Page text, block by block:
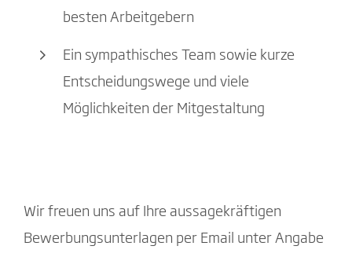
besten Arbeitgebern
Ein sympathisches Team sowie kurze
Entscheidungswege und viele
Möglichkeiten der Mitgestaltung
Wir freuen uns auf Ihre aussagekräftigen
Bewerbungsunterlagen per Email unter Angabe